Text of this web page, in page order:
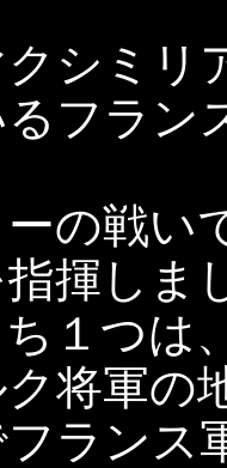
シミリ
フラン
の戦い
揮しま
ち１つは
将軍の
ランス